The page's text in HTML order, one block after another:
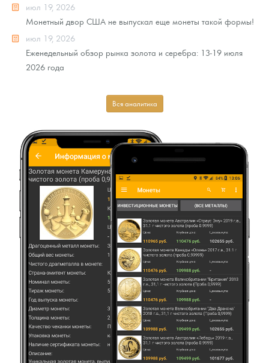
июл 19, 2026
Монетный двор США не выпускал еще монеты такой формы!
июл 19, 2026
Еженедельный обзор рынка золота и серебра: 13-19 июля
2026 года
Вся аналитика